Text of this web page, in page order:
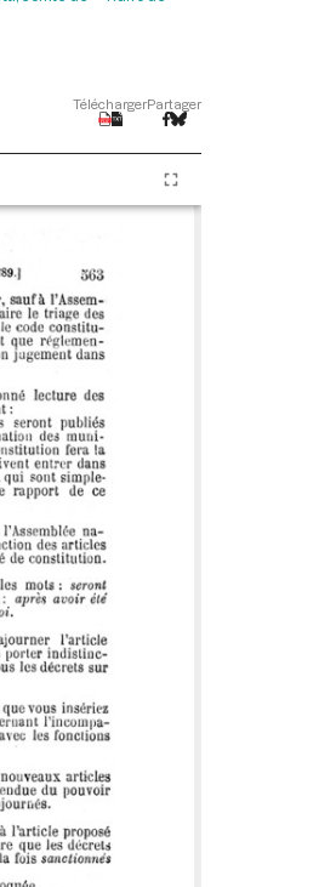
TéléchargerPartager